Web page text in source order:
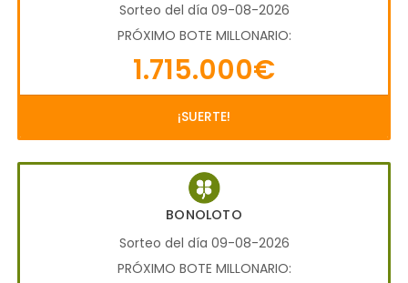
Sorteo del día 09-08-2026
PRÓXIMO BOTE MILLONARIO:
1.715.000€
¡SUERTE!
BONOLOTO
Sorteo del día 09-08-2026
PRÓXIMO BOTE MILLONARIO: